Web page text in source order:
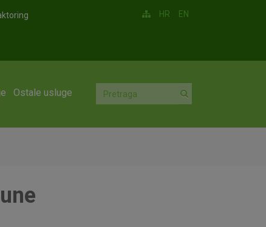
HR EN
Ostale usluge